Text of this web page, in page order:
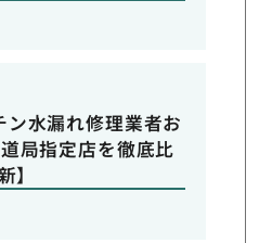
ン水漏れ修理業者お
局指定店を徹底比
】